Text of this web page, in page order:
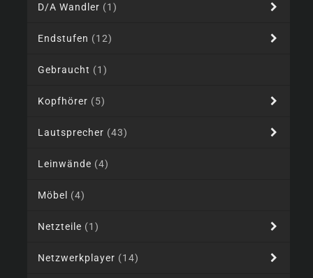
D/A Wandler (1)
Endstufen (12)
Gebraucht (1)
Kopfhörer (5)
Lautsprecher (43)
Leinwände (4)
Möbel (4)
Netzteile (1)
Netzwerkplayer (14)